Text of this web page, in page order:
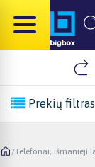
Prekių filtras
/Telefonai, išmanieji